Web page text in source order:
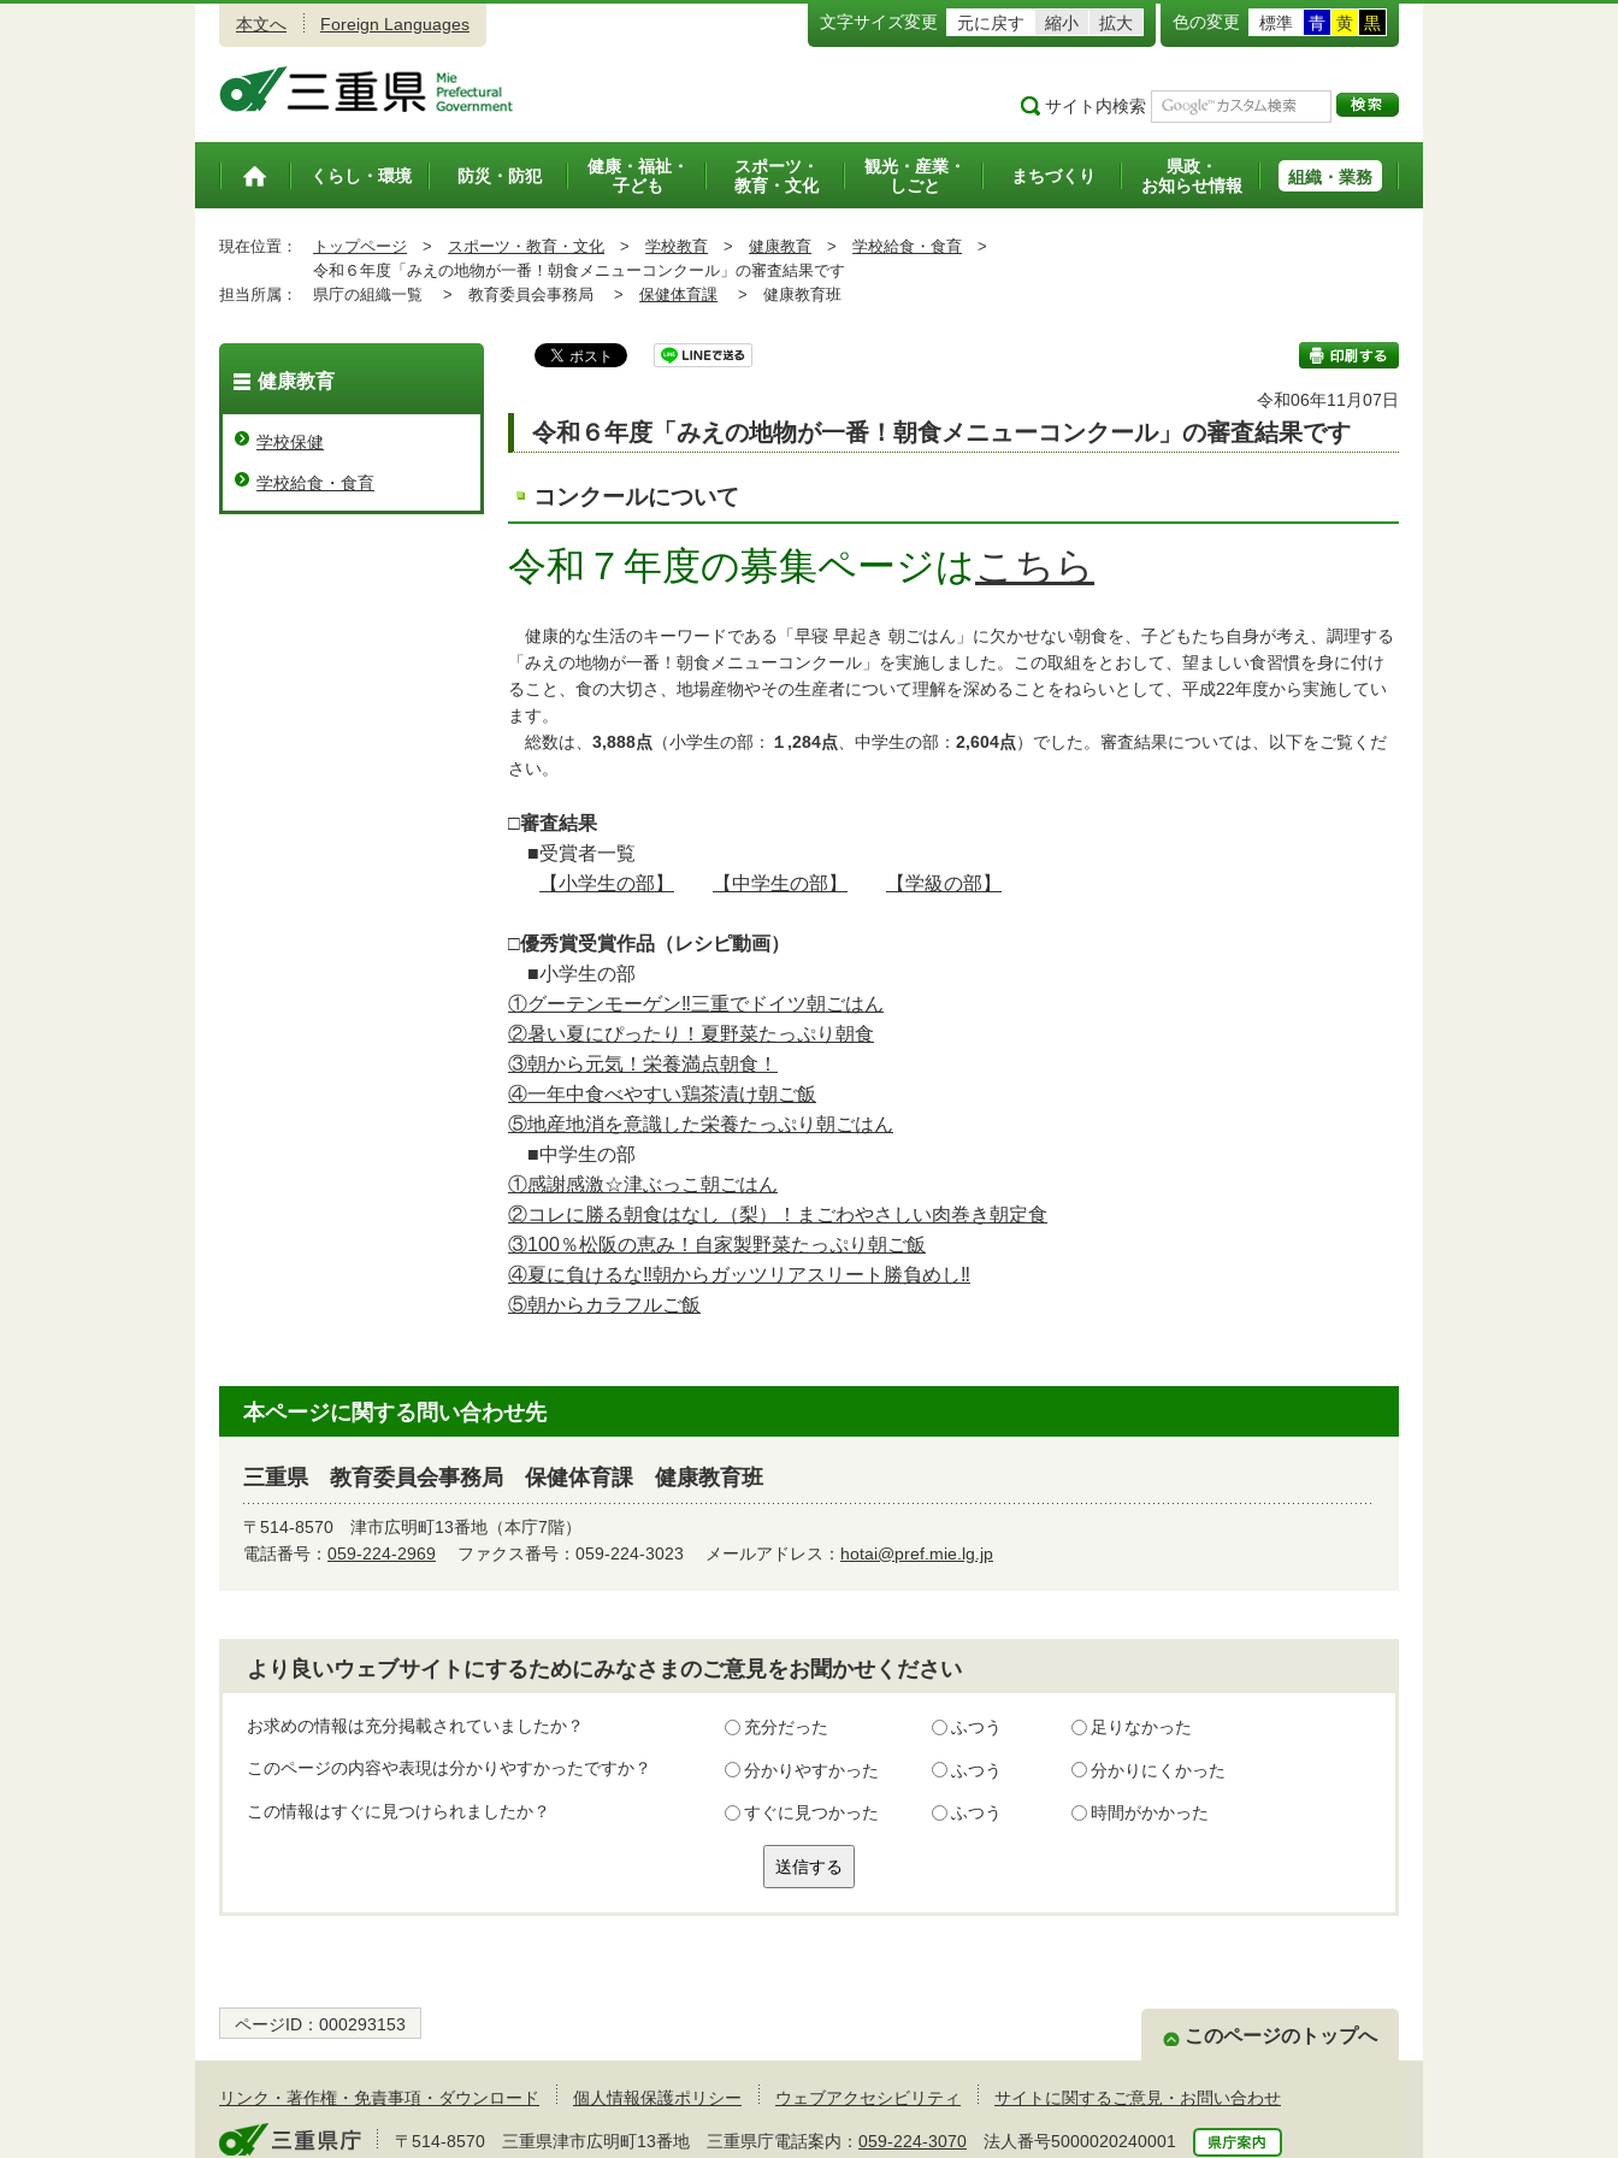
本文へ Foreign Languages 文字サイズ変更 元に戻す 縮小 拡大 色の変更 標準 青 黄 黒
サイト内検索
トップペ
くらし・環境 防災・防犯
健康・福祉・
子ども
スポーツ・
教育・文化
観光・産業・
しごと
まちづくり
県政・
お知らせ情報
組織・業務
現在位置： トップページ > スポーツ・教育・文化 > 学校教育 > 健康教育 > 学校給食・食育 >
令和６年度「みえの地物が一番！朝食メニューコンクール」の審査結果です
担当所属：
県庁の組織一覧 > 教育委員会事務局 > 保健体育課 > 健康教育班
印刷する
令和06年11月07日
令和６年度「みえの地物が一番！朝食メニューコンクール」の審査結果です
コンクールについて
令和７年度の募集ページはこちら
健康的な生活のキーワードである「早寝 早起き 朝ごはん」に欠かせない朝食を、子どもたち自身が考え、調理する
「みえの地物が一番！朝食メニューコンクール」を実施しました。この取組をとおして、望ましい食習慣を身に付け
ること、食の大切さ、地場産物やその生産者について理解を深めることをねらいとして、平成22年度から実施してい
ます。
総数は、 3,888点 （小学生の部： １,284点 、中学生の部： 2,604点）でした。審査結果については、以下をご覧くだ
さい。
□審査結果
■受賞者一覧
【小学生の部】
【中学生の部】 【学級の部】
□優秀賞受賞作品（レシピ動画）
■小学生の部
①グーテンモーゲン‼三重でドイツ朝ごはん
②暑い夏にぴったり！夏野菜たっぷり朝食
③朝から元気！栄養満点朝食！
④一年中食べやすい鶏茶漬け朝ご飯
⑤地産地消を意識した栄養たっぷり朝ごはん
■中学生の部
①感謝感激☆津ぶっこ朝ごはん
②コレに勝る朝食はなし（梨）！まごわやさしい肉巻き朝定食
③100％松阪の恵み！自家製野菜たっぷり朝ご飯
④夏に負けるな‼朝からガッツリアスリート勝負めし‼
⑤朝からカラフルご飯
健康教育
学校保健
学校給食・食育
本ページに関する問い合わせ先
三重県 教育委員会事務局 保健体育課 健康教育班
〒514-8570 津市広明町13番地（本庁7階）
電話番号： 059-224-2969 ファクス番号：059-224-3023 メールアドレス： hotai@pref.mie.lg.jp
より良いウェブサイトにするためにみなさまのご意見をお聞かせください
お求めの情報は充分掲載されていましたか？ 充分だった ふつう 足りなかった
このページの内容や表現は分かりやすかったですか？ 分かりやすかった ふつう 分かりにくかった
この情報はすぐに見つけられましたか？ すぐに見つかった ふつう 時間がかかった
ページID： 000293153
このページのトップへ
リンク・著作権・免責事項・ダウンロード 個人情報保護ポリシー ウェブアクセシビリティ サイトに関するご意見・お問い合わせ
〒514-8570 三重県津市広明町13番地 三重県庁電話案内： 059-224-3070 法人番号5000020240001